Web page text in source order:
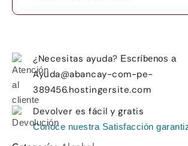
¿Necesitas ayuda? Escríbenos a
Ayuda@abancay-com-pe-
389456.hostingersite.com
Devolver es fácil y gratis
Conoce nuestra Satisfacción